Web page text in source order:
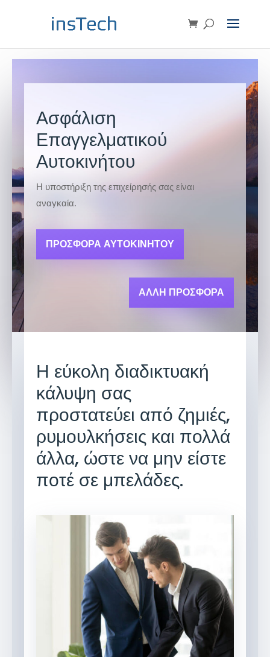
Ασφάλιση
Επαγγελματικού
Αυτοκινήτου
Η υποστήριξη της επιχείρησής σας είναι
αναγκαία.
ΠΡΟΣΦΟΡΑ ΑΥΤΟΚΙΝΗΤΟΥ
ΑΛΛΗ ΠΡΟΣΦΟΡΑ
Η εύκολη διαδικτυακή
κάλυψη σας
προστατεύει από ζημιές,
ρυμουλκήσεις και πολλά
άλλα, ώστε να μην είστε
ποτέ σε μπελάδες.